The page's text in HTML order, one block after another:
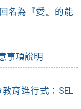
名為『愛』的能
事項說明
育進行式：SEL